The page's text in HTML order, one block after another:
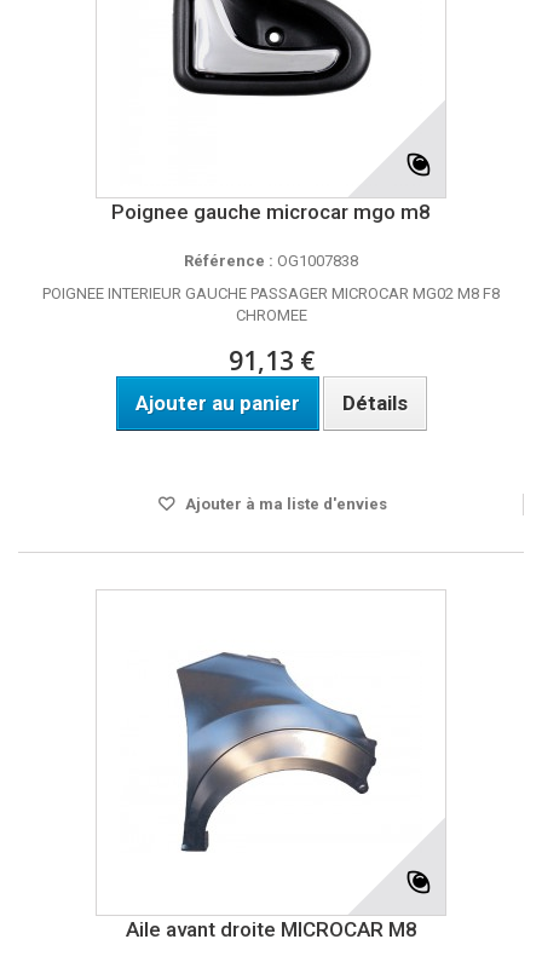
Poignee gauche microcar mgo m8
Référence : OG1007838
POIGNEE INTERIEUR GAUCHE PASSAGER MICROCAR MG02 M8 F8
CHROMEE
91,13 €
Ajouter au panier Détails
Ajouter à ma liste d'envies
Aile avant droite MICROCAR M8